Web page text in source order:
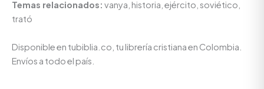
Temas relacionados: vanya, historia, ejército, soviético,
trató
Disponible en tubiblia.co, tu librería cristiana en Colombia.
Envíos a todo el país.